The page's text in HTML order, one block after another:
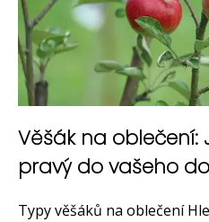
Věšák na oblečení:
pravý do vašeho
Typy věšáků na oblečení